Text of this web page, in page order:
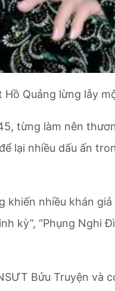
Hồ Quảng lừng lẫy
từng làm nên
lại nhiều dấu ấn
nhiều khán
kỳ”, “Phụng Nghi
Bửu Truyện và